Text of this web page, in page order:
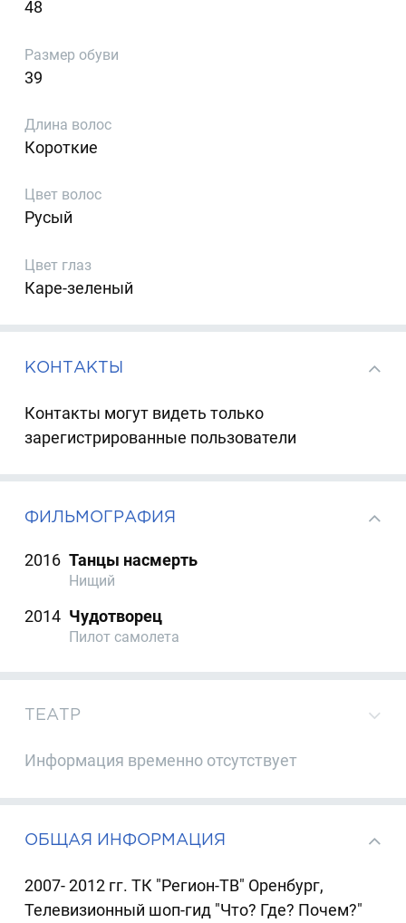
48
Размер обуви
39
Длина волос
Короткие
Цвет волос
Русый
Цвет глаз
Каре-зеленый
КОНТАКТЫ
Контакты могут видеть только
зарегистрированные пользователи
ФИЛЬМОГРАФИЯ
2016 Танцы насмерть
Нищий
2014 Чудотворец
Пилот самолета
ТЕАТР
Информация временно отсутствует
ОБЩАЯ ИНФОРМАЦИЯ
2007- 2012 гг. ТК "Регион-ТВ" Оренбург,
Телевизионный шоп-гид "Что? Где? Почем?"